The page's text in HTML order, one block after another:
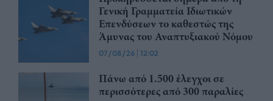
Γενική Γραμματεία Ιδιωτικών
Επενδύσεων το καθεστώς της
Άμυνας του Αναπτυξιακού Νόμου
07/08/26 | 12:02
Πάνω από 1.500 έλεγχοι σε
περισσότερες από 300 παραλίες